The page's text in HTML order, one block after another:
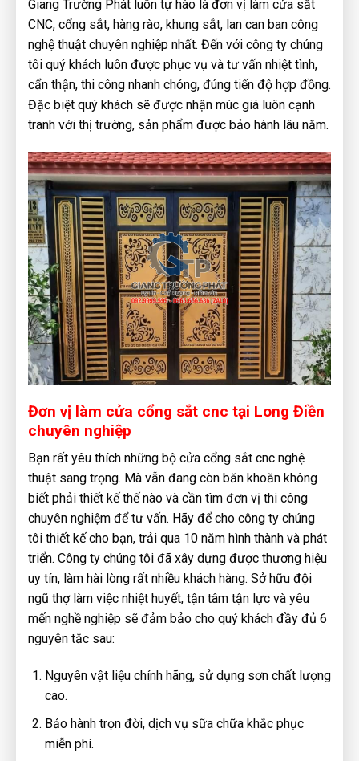
Giang Trường Phát luôn tự hào là đơn vị làm cửa sắt
CNC, cổng sắt, hàng rào, khung sắt, lan can ban công
nghệ thuật chuyên nghiệp nhất. Đến với công ty chúng
tôi quý khách luôn được phục vụ và tư vấn nhiệt tình,
cẩn thận, thi công nhanh chóng, đúng tiến độ hợp đồng.
Đặc biệt quý khách sẽ được nhận múc giá luôn cạnh
tranh với thị trường, sản phẩm được bảo hành lâu năm.
Đơn vị làm cửa cổng sắt cnc tại Long Điền
chuyên nghiệp
Bạn rất yêu thích những bộ cửa cổng sắt cnc nghệ
thuật sang trọng. Mà vẫn đang còn băn khoăn không
biết phải thiết kế thế nào và cần tìm đơn vị thi công
chuyên nghiệm để tư vấn. Hãy để cho công ty chúng
tôi thiết kế cho bạn, trải qua 10 năm hình thành và phát
triển. Công ty chúng tôi đã xây dựng được thương hiệu
uy tín, làm hài lòng rất nhiều khách hàng. Sở hữu đội
ngũ thợ làm việc nhiệt huyết, tận tâm tận lực và yêu
mến nghề nghiệp sẽ đảm bảo cho quý khách đầy đủ 6
nguyên tắc sau:
Nguyên vật liệu chính hãng, sử dụng sơn chất lượng
cao.
Bảo hành trọn đời, dịch vụ sữa chữa khắc phục
miễn phí.